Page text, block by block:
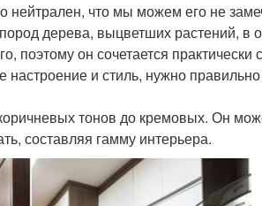
нейтрален, что мы можем его не
дерева, выцветших растений,
поэтому он сочетается практически
и стиль, нужно
тонов до кремовых. Он
составляя гамму интерьера.